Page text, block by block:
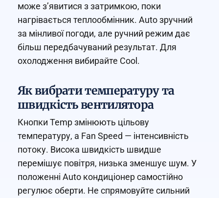
може з’явитися з затримкою, поки
нагрівається теплообмінник. Auto зручний
за мінливої погоди, але ручний режим дає
більш передбачуваний результат. Для
охолодження вибирайте Cool.
Як вибрати температуру та
швидкість вентилятора
Кнопки Temp змінюють цільову
температуру, а Fan Speed — інтенсивність
потоку. Висока швидкість швидше
перемішує повітря, низька зменшує шум. У
положенні Auto кондиціонер самостійно
регулює оберти. Не спрямовуйте сильний